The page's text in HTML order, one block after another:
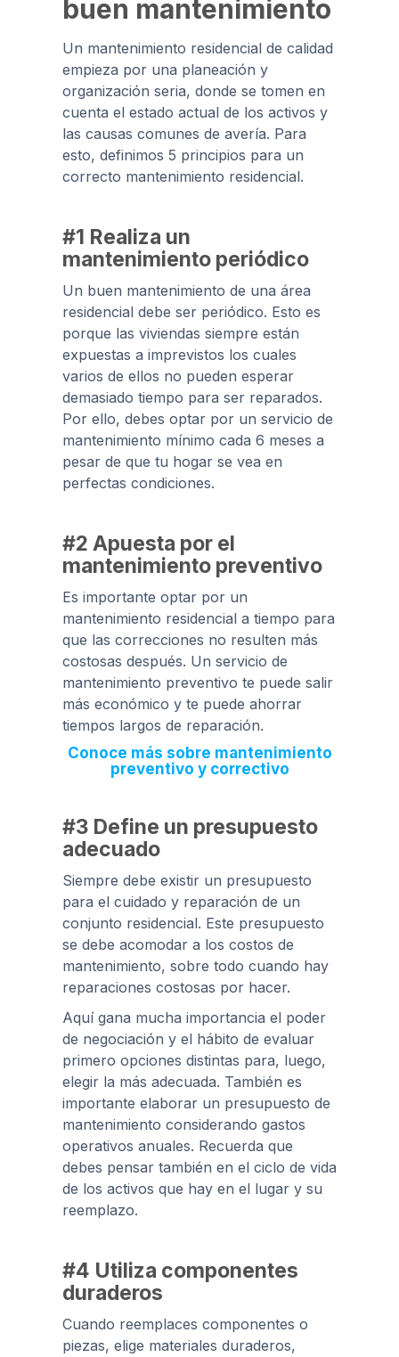
buen mantenimiento
Un mantenimiento residencial de calidad
empieza por una planeación y
organización seria, donde se tomen en
cuenta el estado actual de los activos y
las causas comunes de avería. Para
esto, definimos 5 principios para un
correcto mantenimiento residencial.
#1 Realiza un
mantenimiento periódico
Un buen mantenimiento de una área
residencial debe ser periódico. Esto es
porque las viviendas siempre están
expuestas a imprevistos los cuales
varios de ellos no pueden esperar
demasiado tiempo para ser reparados.
Por ello, debes optar por un servicio de
mantenimiento mínimo cada 6 meses a
pesar de que tu hogar se vea en
perfectas condiciones.
#2 Apuesta por el
mantenimiento preventivo
Es importante optar por un
mantenimiento residencial a tiempo para
que las correcciones no resulten más
costosas después. Un servicio de
mantenimiento preventivo te puede salir
más económico y te puede ahorrar
tiempos largos de reparación.
Conoce más sobre mantenimiento
preventivo y correctivo
#3 Define un presupuesto
adecuado
Siempre debe existir un presupuesto
para el cuidado y reparación de un
conjunto residencial. Este presupuesto
se debe acomodar a los costos de
mantenimiento, sobre todo cuando hay
reparaciones costosas por hacer.
Aquí gana mucha importancia el poder
de negociación y el hábito de evaluar
primero opciones distintas para, luego,
elegir la más adecuada. También es
importante elaborar un presupuesto de
mantenimiento considerando gastos
operativos anuales. Recuerda que
debes pensar también en el ciclo de vida
de los activos que hay en el lugar y su
reemplazo.
#4 Utiliza componentes
duraderos
Cuando reemplaces componentes o
piezas, elige materiales duraderos,